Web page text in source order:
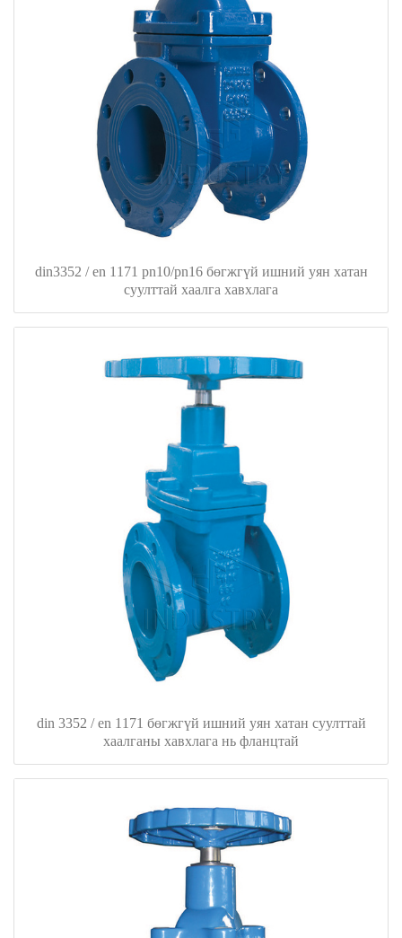
din3352 / en 1171 pn10/pn16 бөгжгүй ишний уян хатан
суулттай хаалга хавхлага
din 3352 / en 1171 бөгжгүй ишний уян хатан суулттай
хаалганы хавхлага нь фланцтай